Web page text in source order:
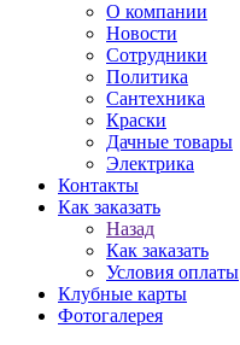
О компании
Новости
Сотрудники
Политика
Сантехника
Краски
Дачные товары
Электрика
Контакты
Как заказать
Назад
Как заказать
Условия оплаты
Клубные карты
Фотогалерея